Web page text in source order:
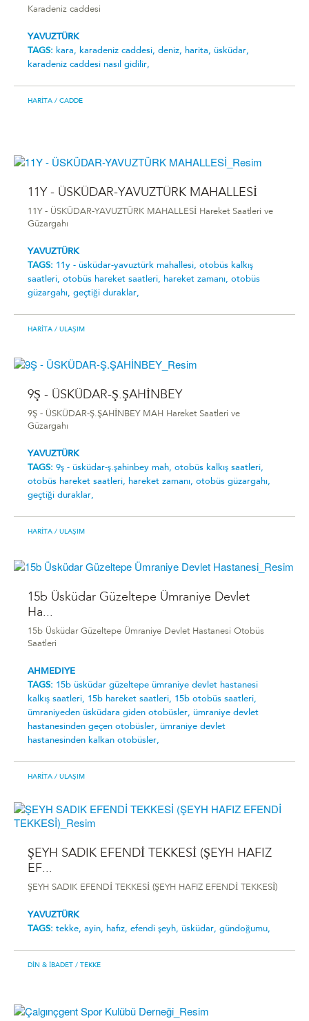
Karadeniz caddesi
YAVUZTÜRK
TAGS: kara, karadeniz caddesi, deniz, harita, üsküdar,
karadeniz caddesi nasıl gidilir,
HARITA / CADDE
11Y - ÜSKÜDAR-YAVUZTÜRK MAHALLESİ
11Y - ÜSKÜDAR-YAVUZTÜRK MAHALLESİ Hareket Saatleri ve
Güzargahı
YAVUZTÜRK
TAGS: 11y - üsküdar-yavuztürk mahallesi̇, otobüs kalkış
saatleri, otobüs hareket saatleri, hareket zamanı, otobüs
güzargahı, geçtiği duraklar,
HARITA / ULAŞIM
9Ş - ÜSKÜDAR-Ş.ŞAHİNBEY
9Ş - ÜSKÜDAR-Ş.ŞAHİNBEY MAH Hareket Saatleri ve
Güzargahı
YAVUZTÜRK
TAGS: 9ş - üsküdar-ş.şahi̇nbey mah, otobüs kalkış saatleri,
otobüs hareket saatleri, hareket zamanı, otobüs güzargahı,
geçtiği duraklar,
HARITA / ULAŞIM
15b Üsküdar Güzeltepe Ümraniye Devlet
Ha...
15b Üsküdar Güzeltepe Ümraniye Devlet Hastanesi Otobüs
Saatleri
AHMEDIYE
TAGS: 15b üsküdar güzeltepe ümraniye devlet hastanesi
kalkış saatleri, 15b hareket saatleri, 15b otobüs saatleri,
ümraniyeden üsküdara giden otobüsler, ümraniye devlet
hastanesinden geçen otobüsler, ümraniye devlet
hastanesinden kalkan otobüsler,
HARITA / ULAŞIM
ŞEYH SADIK EFENDİ TEKKESİ (ŞEYH HAFIZ
EF...
ŞEYH SADIK EFENDİ TEKKESİ (ŞEYH HAFIZ EFENDİ TEKKESİ)
YAVUZTÜRK
TAGS: tekke, ayin, hafız, efendi şeyh, üsküdar, gündoğumu,
DIN & İBADET / TEKKE